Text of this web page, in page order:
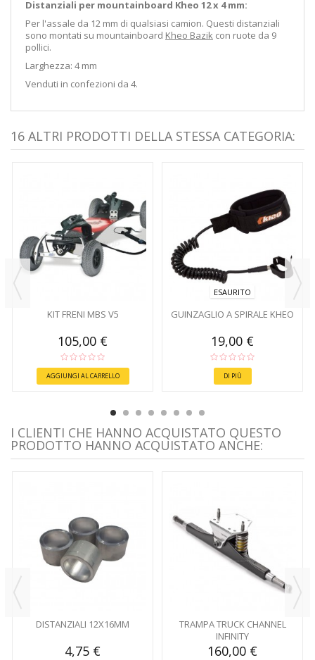
Distanziali per mountainboard Kheo 12 x 4 mm:
Per l'assale da 12 mm di qualsiasi camion. Questi distanziali
sono montati su mountainboard Kheo Bazik con ruote da 9
pollici.
Larghezza: 4 mm
Venduti in confezioni da 4.
16 ALTRI PRODOTTI DELLA STESSA CATEGORIA:
KIT FRENI MBS V5
105,00 €
AGGIUNGI AL CARRELLO
ESAURITO
GUINZAGLIO A SPIRALE KHEO
19,00 €
DI PIÙ
I CLIENTI CHE HANNO ACQUISTATO QUESTO
PRODOTTO HANNO ACQUISTATO ANCHE:
DISTANZIALI 12X16MM
4,75 €
TRAMPA TRUCK CHANNEL
INFINITY
160,00 €